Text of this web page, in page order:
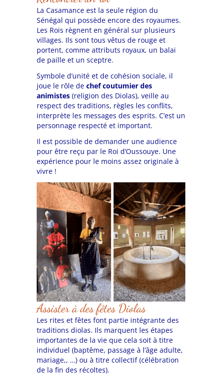
La Casamance est la seule région du
Sénégal qui possède encore des royaumes.
Les Rois règnent en général sur plusieurs
villages. Ils sont tous vêtus de rouge et
portent, comme attributs royaux, un balai
de paille et un sceptre.
Symbole d’unité et de cohésion sociale, il
joue le rôle de chef coutumier des
animistes (religion des Diolas), veille au
respect des traditions, règles les conflits,
interprète les messages des esprits. C’est un
personnage respecté et important.
Il est possible de demander une audience
pour être reçu par le Roi d’Oussouye. Une
expérience pour le moins assez originale à
vivre !
Assister à des fêtes Diolas
Les rites et fêtes font partie intégrante des
traditions diolas. Ils marquent les étapes
importantes de la vie que cela soit à titre
individuel (baptême, passage à l’âge adulte,
mariage,, …) ou à titre collectif (célébration
de la fin des récoltes).